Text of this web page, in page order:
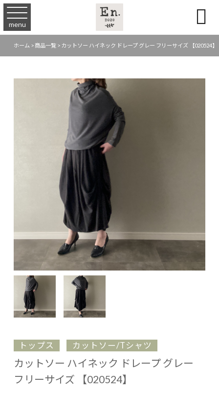
menu 
ホーム > 商品一覧 > カットソー ハイネック ドレープ グレー フリーサイズ 【020524】
トップス カットソー/Tシャツ
カットソー ハイネック ドレープ グレー
フリーサイズ 【020524】